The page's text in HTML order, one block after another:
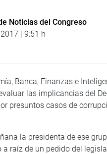
Noticias del Congreso
| 9:51 h
Banca, Finanzas e
las implicancias del
presuntos casos de
la presidenta de ese
raíz de un pedido del